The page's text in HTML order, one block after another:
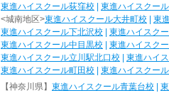
東進ハイスクール荻窪校
東進ハイスクー
<城南地区>東進ハイスクール大井町校 東
東進ハイスクール下北沢校
東進ハイスク
東進ハイスクール中目黒校
東進ハイスク
東進ハイスクール立川駅北口校
東進ハイ
東進ハイスクール町田校
東進ハイスクー
【神奈川県】 東進ハイスクール青葉台校